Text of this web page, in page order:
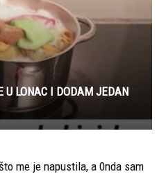
U LONAC I DODAM JEDAN
me je napustila, a 0nda sam